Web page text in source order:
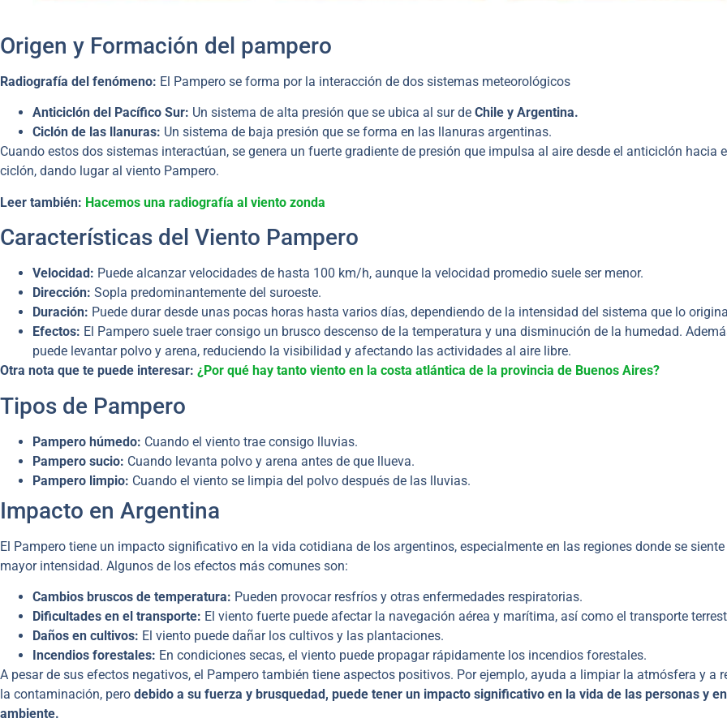
Origen y Formación del pampero
Radiografía del fenómeno: El Pampero se forma por la interacción de dos sistemas meteorológicos
Anticiclón del Pacífico Sur: Un sistema de alta presión que se ubica al sur de Chile y Argentina.
Ciclón de las llanuras: Un sistema de baja presión que se forma en las llanuras argentinas.
Cuando estos dos sistemas interactúan, se genera un fuerte gradiente de presión que impulsa al aire desde el anticiclón hacia el
ciclón, dando lugar al viento Pampero.
Leer también: Hacemos una radiografía al viento zonda
Características del Viento Pampero
Velocidad: Puede alcanzar velocidades de hasta 100 km/h, aunque la velocidad promedio suele ser menor.
Dirección: Sopla predominantemente del suroeste.
Duración: Puede durar desde unas pocas horas hasta varios días, dependiendo de la intensidad del sistema que lo
Efectos: El Pampero suele traer consigo un brusco descenso de la temperatura y una disminución de la humedad.
puede levantar polvo y arena, reduciendo la visibilidad y afectando las actividades al aire libre.
Otra nota que te puede interesar: ¿Por qué hay tanto viento en la costa atlántica de la provincia de Buenos Aires?
Tipos de Pampero
Pampero húmedo: Cuando el viento trae consigo lluvias.
Pampero sucio: Cuando levanta polvo y arena antes de que llueva.
Pampero limpio: Cuando el viento se limpia del polvo después de las lluvias.
Impacto en Argentina
El Pampero tiene un impacto significativo en la vida cotidiana de los argentinos, especialmente en las regiones donde se siente
mayor intensidad. Algunos de los efectos más comunes son:
Cambios bruscos de temperatura: Pueden provocar resfríos y otras enfermedades respiratorias.
Dificultades en el transporte: El viento fuerte puede afectar la navegación aérea y marítima, así como el transporte
Daños en cultivos: El viento puede dañar los cultivos y las plantaciones.
Incendios forestales: En condiciones secas, el viento puede propagar rápidamente los incendios forestales.
A pesar de sus efectos negativos, el Pampero también tiene aspectos positivos. Por ejemplo, ayuda a limpiar la atmósfera y a
la contaminación, pero debido a su fuerza y brusquedad, puede tener un impacto significativo en la vida de las personas y
ambiente.